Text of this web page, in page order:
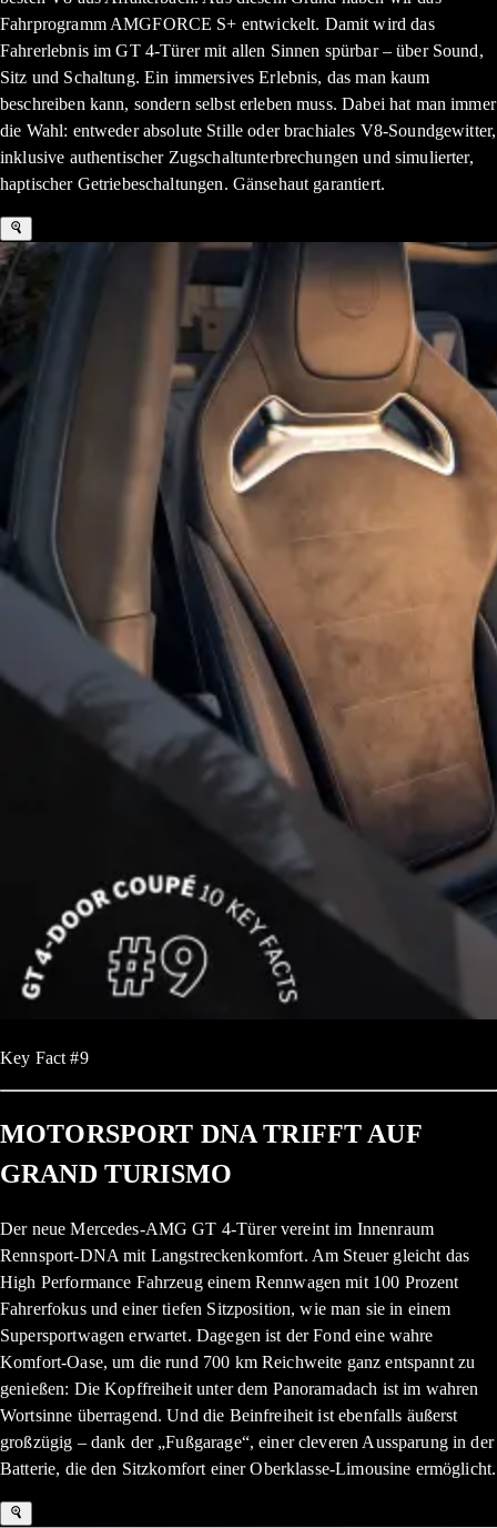
Fahrprogramm AMGFORCE S+ entwickelt. Damit wird das
Fahrerlebnis im GT 4-Türer mit allen Sinnen spürbar – über Sound,
Sitz und Schaltung. Ein immersives Erlebnis, das man kaum
beschreiben kann, sondern selbst erleben muss. Dabei hat man immer
die Wahl: entweder absolute Stille oder brachiales V8-Soundgewitter,
inklusive authentischer Zugschaltunterbrechungen und simulierter,
haptischer Getriebeschaltungen. Gänsehaut garantiert.
Key Fact #9
MOTORSPORT DNA TRIFFT AUF
GRAND TURISMO
Der neue Mercedes-AMG GT 4-Türer vereint im Innenraum
Rennsport-DNA mit Langstreckenkomfort. Am Steuer gleicht das
High Performance Fahrzeug einem Rennwagen mit 100 Prozent
Fahrerfokus und einer tiefen Sitzposition, wie man sie in einem
Supersportwagen erwartet. Dagegen ist der Fond eine wahre
Komfort-Oase, um die rund 700 km Reichweite ganz entspannt zu
genießen: Die Kopffreiheit unter dem Panoramadach ist im wahren
Wortsinne überragend. Und die Beinfreiheit ist ebenfalls äußerst
großzügig – dank der „Fußgarage“, einer cleveren Aussparung in der
Batterie, die den Sitzkomfort einer Oberklasse-Limousine ermöglicht.